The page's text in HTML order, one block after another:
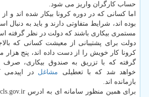
حساب کارگران واریز می شود.
اما کسانی که در دوره کرونا بیکار شده اند و
بوده اند، شرایط متفاوتی دارند و باید به دنبال
مستمری بیکاری باشند که دولت در نظر گرفته
دولت برای پشتیبانی از معیشت کسانی که
کرونا کار خویش را از دست داده اند، پنج هزار
گرفته که با تزریق به صندوق بیکاری، صرف
خواهد شد که با تعطیلی مشاغل در اپیدمی
بازمانده اند.